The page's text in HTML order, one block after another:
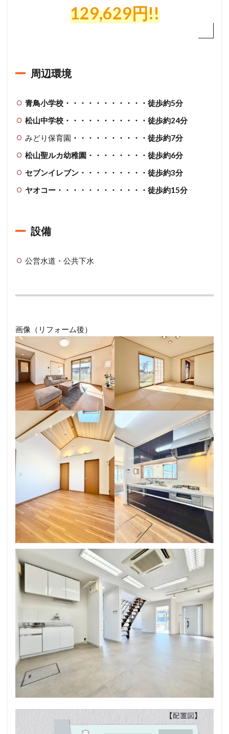
ら
ど
ぞ
129,629円!!
周辺環境
青鳥小学校・・・・・・・・・・・徒歩約5分
松山中学校・・・・・・・・・・・徒歩約24分
みどり保育園 ・・・・・・・・・・徒歩約7分
松山聖ルカ幼稚園・・・・・・・・徒歩約6分
セブンイレブン・・・・・・・・・徒歩約3分
ヤオコー・・・・・・・・・・・・徒歩約15分
設備
公営水道・公共下水
画像（リフォーム後）